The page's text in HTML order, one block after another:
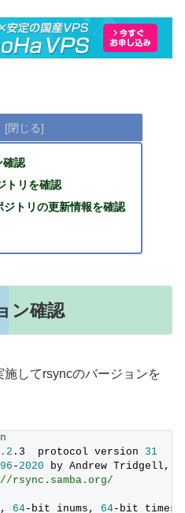
確認
トリを確認
トリの更新情報を確認
ン確認
してrsyncのバージョンを
. 3
  protocol version
31
- 2020 by Andrew Tridgell,
//rsync.samba.org/
64-bit inums, 64-bit